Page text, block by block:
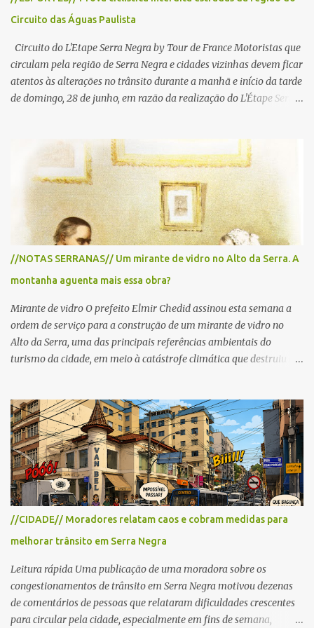
Circuito das Águas Paulista
Circuito do L'Etape Serra Negra by Tour de France Motoristas que
circulam pela região de Serra Negra e cidades vizinhas devem ficar
atentos às alterações no trânsito durante a manhã e início da tarde
de domingo, 28 de junho, em razão da realização do L'Étape Serra
reunirá atletas de diferentes regiões do país e terá percursos
passando pelos municípios de Serra Negra, Amparo, Monte Alegre
do Sul, Lindoia e Socorro. Para garantir a segurança dos
participantes e do público, diversos trechos de rodovias e estradas
da região serão interditados temporariamente ao longo da prova.
A largada será na Rua Coronel Pedro Penteado, em Serra Negra,
cronograma da organização e de todas as prefeituras envolvidas,
as interdições ocorrerão de forma programada e os trechos serão
//NOTAS SERRANAS// Um mirante de vidro no Alto da Serra. A
montanha aguenta mais essa obra?
Mirante de vidro O prefeito Elmir Chedid assinou esta semana a
ordem de serviço para a construção de um mirante de vidro no
Alto da Serra, uma das principais referências ambientais do
turismo da cidade, em meio à catástrofe climática que destruiu o
ambiental nas políticas públicas. Preservação permanente O Alto
da Serra está localizado em uma das Áreas de Preservação
Permanente no município, chamadas de APP no Código Florestal
Brasileiro, Lei nº 12.651/12. As APPS são protegidas com a função
ambiental de preservar os recursos hídricos, a paisagem, a
proteção do solo e a biodiversidade para assegurar a qualidade de
transmissão de televisão e telefonia celular, contêineres de uso
comercial, sanitário público, pequenas construções e uma rampa
obra? Im...
//CIDADE// Moradores relatam caos e cobram medidas para
melhorar trânsito em Serra Negra
Leitura rápida Uma publicação de uma moradora sobre os
congestionamentos de trânsito em Serra Negra motivou dezenas
de comentários de pessoas que relataram dificuldades crescentes
para circular pela cidade, especialmente em fins de semana,